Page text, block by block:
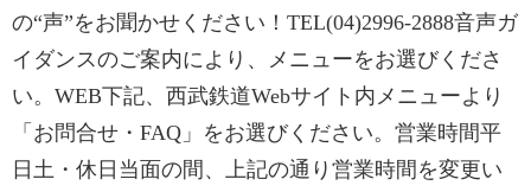
の“声”をお聞かせください！TEL(04)2996-2888音声ガ
イダンスのご案内により、メニューをお選びくださ
い。WEB下記、西武鉄道Webサイト内メニューより
「お問合せ・FAQ」をお選びください。営業時間平
日土・休日当面の間、上記の通り営業時間を変更い